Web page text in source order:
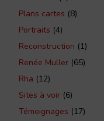
Plans cartes (8)
Portraits (4)
Reconstruction (1)
Renée Muller (65)
Rha (12)
Sites à voir (6)
Témoignages (17)